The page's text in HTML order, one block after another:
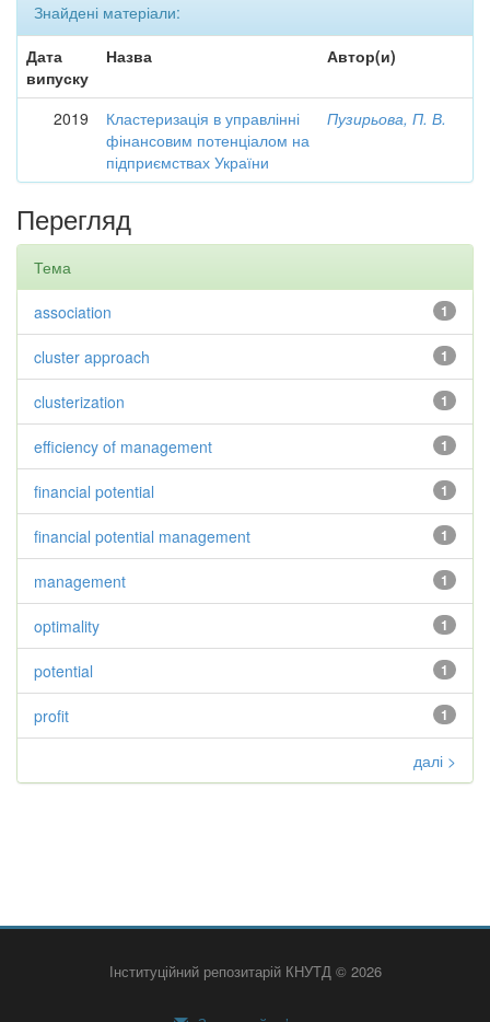
Знайдені матеріали:
Дата
випуску
Назва Автор(и)
2019
Кластеризація в управлінні
фінансовим потенціалом на
підприємствах України
Пузирьова, П. В.
Перегляд
Тема
1
association
1
cluster approach
1
clusterization
1
efficiency of management
1
financial potential
1
financial potential management
1
management
1
optimality
1
potential
1
profit
далі >
Інституційний репозитарій КНУТД © 2026